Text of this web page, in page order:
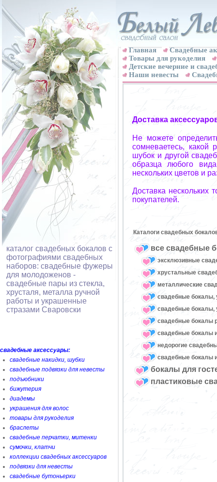
каталог свадебных бокалов с
фотографиями свадебных
наборов: свадебные фужеры
для молодоженов -
свадебные пары из стекла,
хрусталя, металла ручной
работы и украшенные
стразами Сваровски
свадебные аксессуары:
свадебные накидки, шубки
свадебные подвязки для невесты
подъюбники
бижутерия
диадемы
украшения для волос
товары для рукоделия
браслеты
свадебные перчатки, митенки
сумочки, клатчи
коллекции свадебных аксессуаров
подвязки для невесты
свадебные бутоньерки
Главная
Свадебные
Товары для рукоделия
Детские вечерние и
Наши невесты
Доставка
Не можете
сомневаетесь, какой
шубок и другой
образца любого
нескольких цветов и
Доставка нескольких
покупателей.
Каталоги свадебных
все свадебные
эксклюзивные
хрустальные
металлические
свадебные бокалы,
свадебные бокалы,
свадебные бокалы
свадебные бокалы
недорогие
свадебные бокалы
бокалы для
пластиковые